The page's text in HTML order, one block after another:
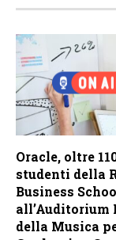
Oracle, oltre
studenti della
Business
all’Auditorium
della Musica